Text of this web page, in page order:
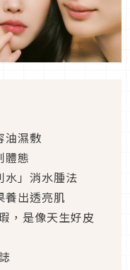
油濕敷
體態
水」消水腫法
養出透亮肌
，是像天生好皮